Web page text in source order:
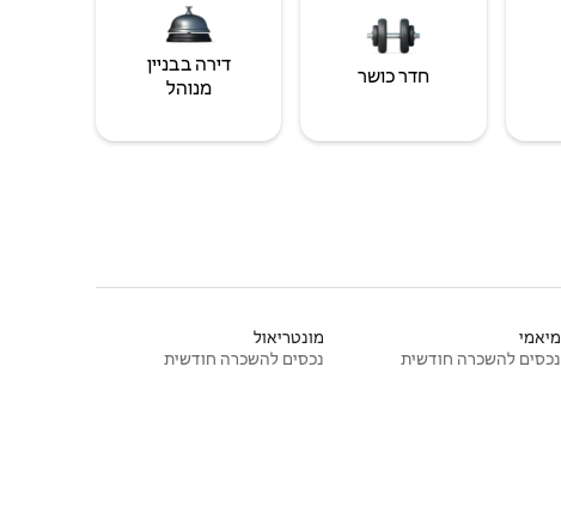
חדר כושר
דירה בבניין
מנוהל
מיאמי
נכסים להשכרה חודשית
מונטריאול
נכסים להשכרה חודשית